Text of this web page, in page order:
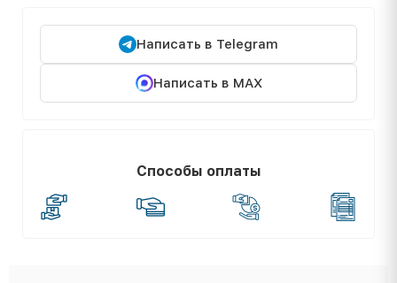
Написать в Telegram
Написать в MAX
Способы оплаты